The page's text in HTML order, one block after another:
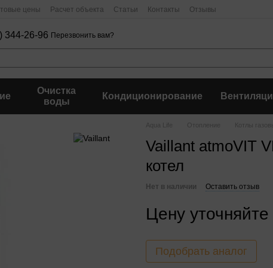
цены Расчет объекта Статьи Контакты Отзывы
344-26-96 Перезвонить вам?
Очистка
воды
Кондиционирование
Aqua Life Отопление Котлы
Vaillant atmoVIT
котел
Нет в наличии Оставить отзыв
Цену уточняйте
Подобрать аналог